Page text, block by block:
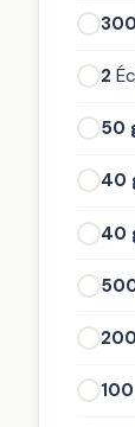
2
50
40
40